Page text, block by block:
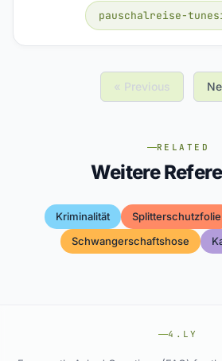
pauschalreise-
« Previous
RELATED
Weitere
Kriminalität Splitterschutzfolie
Schwangerschaftshose
4.LY